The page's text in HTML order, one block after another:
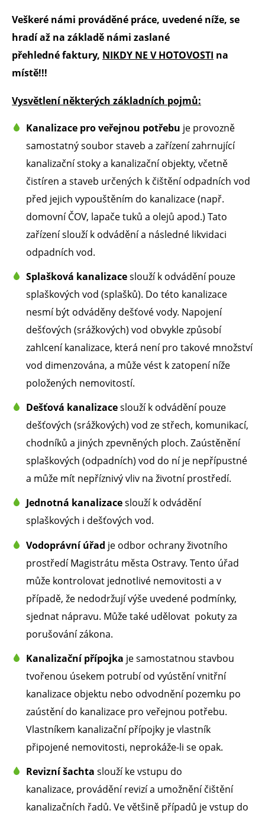
Veškeré námi prováděné práce, uvedené níže, se
hradí až na základě námi zaslané
přehledné faktury, NIKDY NE V HOTOVOSTI na
místě!!!
Vysvětlení některých základních pojmů:
Kanalizace pro veřejnou potřebu je provozně
samostatný soubor staveb a zařízení zahrnující
kanalizační stoky a kanalizační objekty, včetně
čistíren a staveb určených k čištění odpadních vod
před jejich vypouštěním do kanalizace (např.
domovní ČOV, lapače tuků a olejů apod.) Tato
zařízení slouží k odvádění a následné likvidaci
odpadních vod.
Splašková kanalizaceslouží k odvádění pouze
splaškových vod (splašků). Do této kanalizace
nesmí být odváděny dešťové vody. Napojení
dešťových (srážkových) vod obvykle způsobí
zahlcení kanalizace, která není pro takové množství
vod dimenzována, a může vést k zatopení níže
položených nemovitostí.
Dešťová kanalizaceslouží k odvádění pouze
dešťových (srážkových) vod ze střech, komunikací,
chodníků a jiných zpevněných ploch. Zaústěnění
splaškových (odpadních) vod do ní je nepřípustné
a může mít nepříznivý vliv na životní prostředí.
Jednotná kanalizaceslouží k odvádění
splaškových i dešťových vod.
Vodoprávní úřad je odbor ochrany životního
prostředí Magistrátu města Ostravy. Tento úřad
může kontrolovat jednotlivé nemovitosti a v
případě, že nedodržují výše uvedené podmínky,
sjednat nápravu. Může také udělovat pokuty za
porušování zákona.
Kanalizační přípojka je samostatnou stavbou
tvořenou úsekem potrubí od vyústění vnitřní
kanalizace objektu nebo odvodnění pozemku po
zaústění do kanalizace pro veřejnou potřebu.
Vlastníkem kanalizační přípojky je vlastník
připojené nemovitosti, neprokáže-li se opak.
Revizní šachta slouží ke vstupu do
kanalizace, provádění revizí a umožnění čištění
kanalizačních řadů. Ve většině případů je vstup do